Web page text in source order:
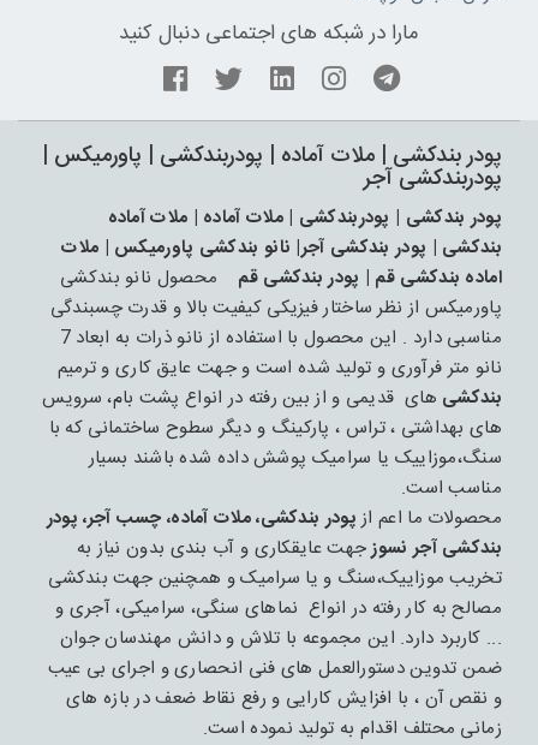
مارا در شبکه های اجتماعی دنبال کنید
پودر بندکشی | ملات آماده | پودربندکشی | پاورمیکس |
پودربندکشی آجر
پودر بندکشی | پودربندکشی | ملات آماده | ملات آماده
بندکشی | پودر بندکشی آجر| نانو بندکشی پاورمیکس | ملات
اماده بندکشی قم | پودر بندکشی قم
محصول نانو بندکشی
پاورمیکس از نظر ساختار فیزیکی کیفیت بالا و قدرت چسبندگی
مناسبی دارد . این محصول با استفاده از نانو ذرات به ابعاد 7
نانو متر فرآوری و تولید شده است و جهت عایق کاری و ترمیم
بندکشی های قدیمی و از بین رفته در انواع پشت بام، سرویس
های بهداشتی ، تراس ، پارکینگ و دیگر سطوح ساختمانی که با
سنگ،موزاییک یا سرامیک پوشش داده شده باشند بسیار
مناسب است.
محصولات ما اعم از پودر بندکشی، ملات آماده، چسب آجر، پودر
بندکشی آجر نسوزجهت عایقکاری و آب بندی بدون نیاز به
تخریب موزاییک،سنگ و یا سرامیک و همچنین جهت بندکشی
مصالح به کار رفته در انواع نماهای سنگی، سرامیکی، آجری و
... کاربرد دارد. این مجموعه با تلاش و دانش مهندسان جوان
ضمن تدوین دستورالعمل های فنی انحصاری و اجرای بی عیب
و نقص آن ، با افزایش کارایی و رفع نقاط ضعف در بازه های
زمانی محتلف اقدام به تولید نموده است.